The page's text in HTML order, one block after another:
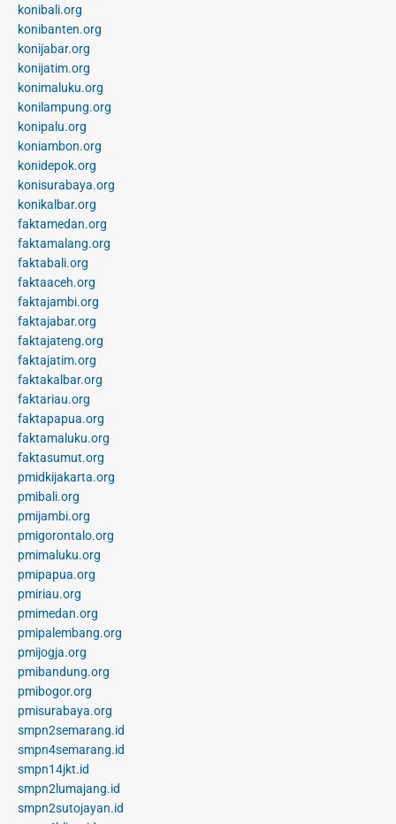
konibali.org
konibanten.org
konijabar.org
konijatim.org
konimaluku.org
konilampung.org
konipalu.org
koniambon.org
konidepok.org
konisurabaya.org
konikalbar.org
faktamedan.org
faktamalang.org
faktabali.org
faktaaceh.org
faktajambi.org
faktajabar.org
faktajateng.org
faktajatim.org
faktakalbar.org
faktariau.org
faktapapua.org
faktamaluku.org
faktasumut.org
pmidkijakarta.org
pmibali.org
pmijambi.org
pmigorontalo.org
pmimaluku.org
pmipapua.org
pmiriau.org
pmimedan.org
pmipalembang.org
pmijogja.org
pmibandung.org
pmibogor.org
pmisurabaya.org
smpn2semarang.id
smpn4semarang.id
smpn14jkt.id
smpn2lumajang.id
smpn2sutojayan.id